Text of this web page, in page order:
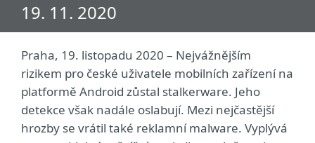
19. 11. 2020
Praha, 19. listopadu 2020 – Nejvážnějším
rizikem pro české uživatele mobilních zařízení na
platformě Android zůstal stalkerware. Jeho
detekce však nadále oslabují. Mezi nejčastější
hrozby se vrátil také reklamní malware. Vyplývá